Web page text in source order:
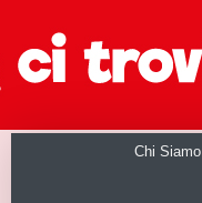
Chi Siamo